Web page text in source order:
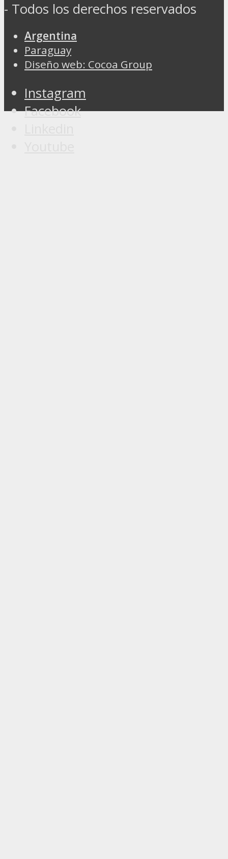
- Todos los derechos reservados
Argentina
Paraguay
Diseño web: Cocoa Group
Instagram
Facebook